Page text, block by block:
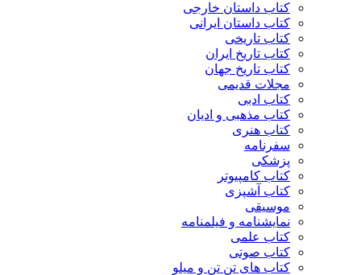
کتاب داستان خارجی
کتاب داستان ایرانی
کتاب تاریخی
کتاب تاریخ ایران
کتاب تاریخ جهان
مجلات قدیمی
کتاب ادبی
کتاب مذهبی و ادیان
کتاب هنری
سفرنامه
پزشکی
کتاب کامپیوتر
کتاب آشپزی
موسیقی
نمایشنامه و فیلمنامه
کتاب علمی
کتاب صوتی
کتاب های تن تن و میلو